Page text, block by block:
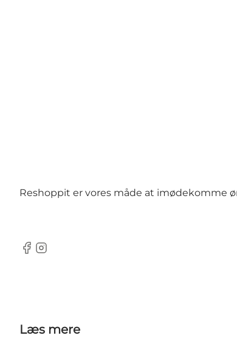
Reshoppit er vores måde at imødekomme
Facebook
Instagram
Læs mere